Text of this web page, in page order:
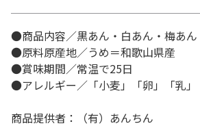
●商品内容／黒あん・白あん・梅あ
●原料原産地／うめ＝和歌山県産
●賞味期間／常温で25日
●アレルギー／「小麦」「卵」「乳」
商品提供者：（有）あんちん